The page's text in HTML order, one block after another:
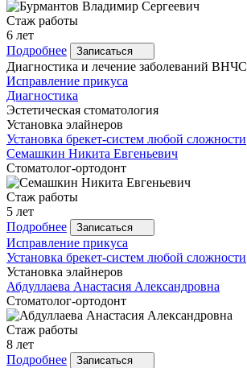
Стаж работы
6 лет
Подробнее
Записаться
Диагностика и лечение заболеваний ВНЧС
Исправление прикуса
Диагностика
Эстетическая стоматология
Установка элайнеров
Установка брекет-систем любой сложности
Семашкин Никита Евгеньевич
Стоматолог-ортодонт
Стаж работы
5 лет
Подробнее
Записаться
Исправление прикуса
Установка брекет-систем любой сложности
Установка элайнеров
Абдуллаева Анастасия Александровна
Стоматолог-ортодонт
Стаж работы
8 лет
Подробнее
Записаться